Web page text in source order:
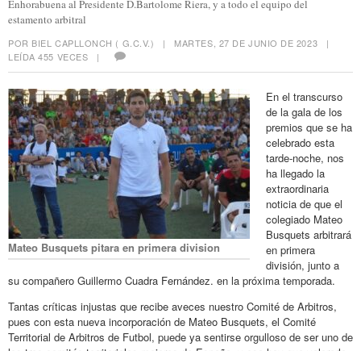
Enhorabuena al Presidente D.Bartolome Riera, y a todo el equipo del
estamento arbitral
POR BIEL CAPLLONCH ( G.C.V.) | MARTES, 27 DE JUNIO DE 2023 |
LEÍDA 455 VECES |
Mateo Busquets pitara en primera division
En el transcurso
de la gala de los
premios que se ha
celebrado esta
tarde-noche, nos
ha llegado la
extraordinaria
noticia de que el
colegiado Mateo
Busquets arbitrará
en primera
división, junto a
su compañero Guillermo Cuadra Fernández. en la próxima temporada.
Tantas críticas injustas que recibe aveces nuestro Comité de Arbitros,
pues con esta nueva incorporación de Mateo Busquets, el Comité
Territorial de Arbitros de Futbol, puede ya sentirse orgulloso de ser uno de